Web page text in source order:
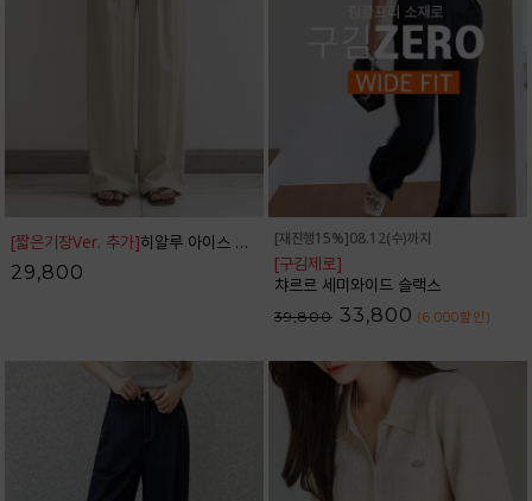
[짧은기장Ver. 추가]히알루 아이스 밴딩 와이드 팬츠_42PT1784
29,800
[재진행15%]08.12(수)까지
[구김제로]
챠르르 세미와이드 슬랙스
39,800 33,800 (6,000할인 )